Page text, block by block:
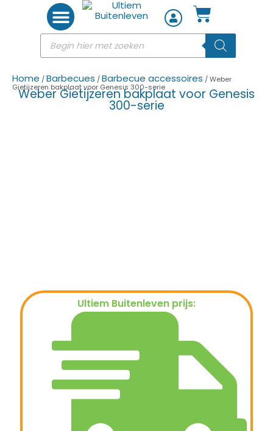
Home /Barbecues /Barbecue accessoires / Weber
Gietijzeren bakplaat voor Genesis 300-serie
Weber Gietijzeren bakplaat voor Genesis
300-serie
Ultiem Buitenleven prijs: